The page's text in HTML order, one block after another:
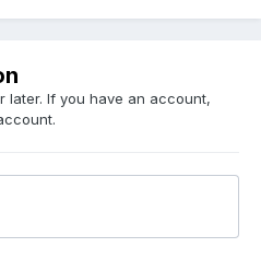
later. If you have an account,